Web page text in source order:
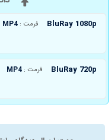
BluRay 1080p فرمت : MP4
BluRay 720p فرمت : MP4